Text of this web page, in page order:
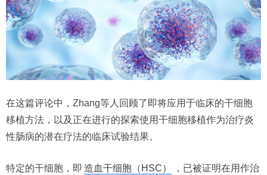
在这篇评论中，Zhang等人回顾了即将应用于临床的干细胞
移植方法，以及正在进行的探索使用干细胞移植作为治疗炎
性肠病的潜在疗法的临床试验结果。
特定的干细胞，即 造血干细胞（HSC）
，已被证明在用作治